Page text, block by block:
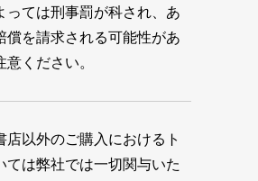
っては刑事罰が科され、あ
償を請求される可能性があ
意ください。
店以外のご購入におけるト
ては弊社では一切関与いた